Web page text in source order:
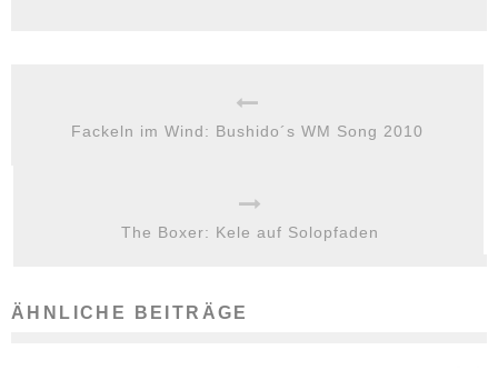
Fackeln im Wind: Bushido´s WM Song 2010
The Boxer: Kele auf Solopfaden
ÄHNLICHE BEITRÄGE